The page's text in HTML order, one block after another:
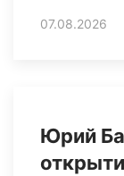
07.08.2026
Юрий